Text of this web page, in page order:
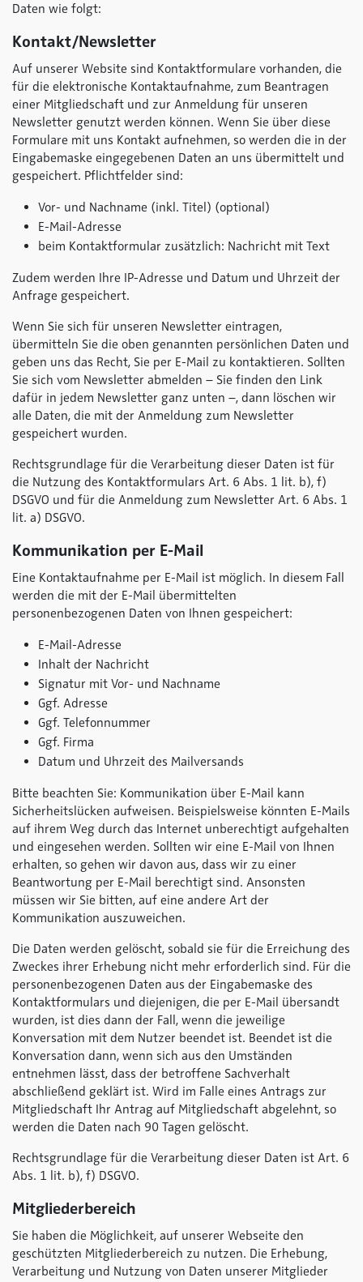
Daten wie folgt:
Kontakt/Newsletter
Auf unserer Website sind Kontaktformulare vorhanden, die
für die elektronische Kontaktaufnahme, zum Beantragen
einer Mitgliedschaft und zur Anmeldung für unseren
Newsletter genutzt werden können. Wenn Sie über diese
Formulare mit uns Kontakt aufnehmen, so werden die in der
Eingabemaske eingegebenen Daten an uns übermittelt und
gespeichert. Pflichtfelder sind:
Vor- und Nachname (inkl. Titel) (optional)
E-Mail-Adresse
beim Kontaktformular zusätzlich: Nachricht mit Text
Zudem werden Ihre IP-Adresse und Datum und Uhrzeit der
Anfrage gespeichert.
Wenn Sie sich für unseren Newsletter eintragen,
übermitteln Sie die oben genannten persönlichen Daten und
geben uns das Recht, Sie per E-Mail zu kontaktieren. Sollten
Sie sich vom Newsletter abmelden – Sie finden den Link
dafür in jedem Newsletter ganz unten –, dann löschen wir
alle Daten, die mit der Anmeldung zum Newsletter
gespeichert wurden.
Rechtsgrundlage für die Verarbeitung dieser Daten ist für
die Nutzung des Kontaktformulars Art. 6 Abs. 1 lit. b), f)
DSGVO und für die Anmeldung zum Newsletter Art. 6 Abs. 1
lit. a) DSGVO.
Kommunikation per E-Mail
Eine Kontaktaufnahme per E-Mail ist möglich. In diesem Fall
werden die mit der E-Mail übermittelten
personenbezogenen Daten von Ihnen gespeichert:
E-Mail-Adresse
Inhalt der Nachricht
Signatur mit Vor- und Nachname
Ggf. Adresse
Ggf. Telefonnummer
Ggf. Firma
Datum und Uhrzeit des Mailversands
Bitte beachten Sie: Kommunikation über E-Mail kann
Sicherheitslücken aufweisen. Beispielsweise könnten E-Mails
auf ihrem Weg durch das Internet unberechtigt aufgehalten
und eingesehen werden. Sollten wir eine E-Mail von Ihnen
erhalten, so gehen wir davon aus, dass wir zu einer
Beantwortung per E-Mail berechtigt sind. Ansonsten
müssen wir Sie bitten, auf eine andere Art der
Kommunikation auszuweichen.
Die Daten werden gelöscht, sobald sie für die Erreichung des
Zweckes ihrer Erhebung nicht mehr erforderlich sind. Für die
personenbezogenen Daten aus der Eingabemaske des
Kontaktformulars und diejenigen, die per E-Mail übersandt
wurden, ist dies dann der Fall, wenn die jeweilige
Konversation mit dem Nutzer beendet ist. Beendet ist die
Konversation dann, wenn sich aus den Umständen
entnehmen lässt, dass der betroffene Sachverhalt
abschließend geklärt ist. Wird im Falle eines Antrags zur
Mitgliedschaft Ihr Antrag auf Mitgliedschaft abgelehnt, so
werden die Daten nach 90 Tagen gelöscht.
Rechtsgrundlage für die Verarbeitung dieser Daten ist Art. 6
Abs. 1 lit. b), f) DSGVO.
Mitgliederbereich
Sie haben die Möglichkeit, auf unserer Webseite den
geschützten Mitgliederbereich zu nutzen. Die Erhebung,
Verarbeitung und Nutzung von Daten unserer Mitglieder